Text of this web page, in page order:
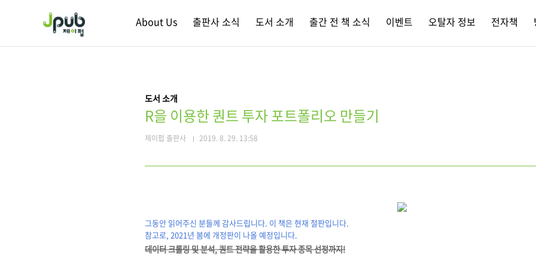
About Us 출판사 소식 도서 소개 출간 전 책 소식 이벤트 오탈자 정보 전자책
도서 소개
R을 이용한 퀀트 투자 포트폴리오 만들기
제이펍 출판사 2019. 8. 29. 13:58
그동안 읽어주신 분들께 감사드립니다. 이 책은 현재 절판입니다.
참고로, 2021년 봄에 개정판이 나올 예정입니다.
데이터 크롤링 및 분석, 퀀트 전략을 활용한 투자 종목 선정까지!